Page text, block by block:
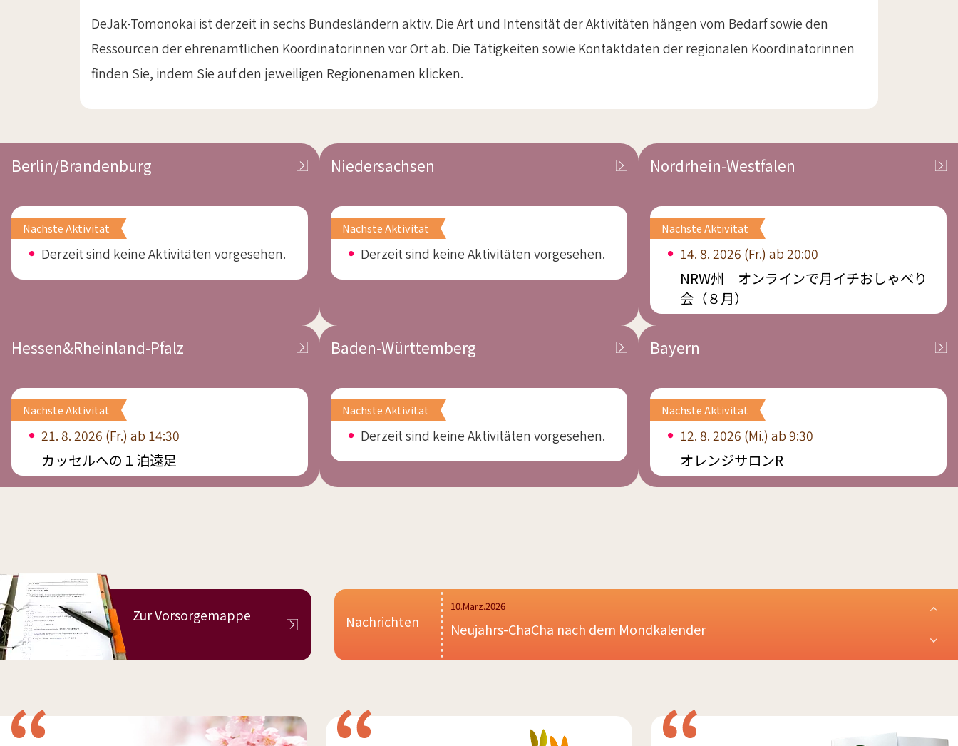
DeJak-Tomonokai ist derzeit in sechs Bundesländern aktiv. Die Art und Intensität der Aktivitäten hängen vom Bedarf sowie den
Ressourcen der ehrenamtlichen Koordinatorinnen vor Ort ab. Die Tätigkeiten sowie Kontaktdaten der regionalen Koordinatorinnen
finden Sie, indem Sie auf den jeweiligen Regionenamen klicken.
Berlin/Brandenburg
Nächste Aktivität
Derzeit sind keine Aktivitäten vorgesehen.
Niedersachsen
Nächste Aktivität
Derzeit sind keine Aktivitäten vorgesehen.
Nordrhein-Westfalen
Nächste Aktivität
14. 8. 2026 (Fr.) ab 20:00
NRW州 オンラインで月イチおしゃべり
会（８月）
Hessen&Rheinland-Pfalz
Nächste Aktivität
21. 8. 2026 (Fr.) ab 14:30
カッセルへの１泊遠足
Baden-Württemberg
Nächste Aktivität
Derzeit sind keine Aktivitäten vorgesehen.
Bayern
Nächste Aktivität
12. 8. 2026 (Mi.) ab 9:30
オレンジサロンR
ZurVorsorgemappe Nachrichten
10.März.2026
Neujahrs-ChaCha nach dem Mondkalender